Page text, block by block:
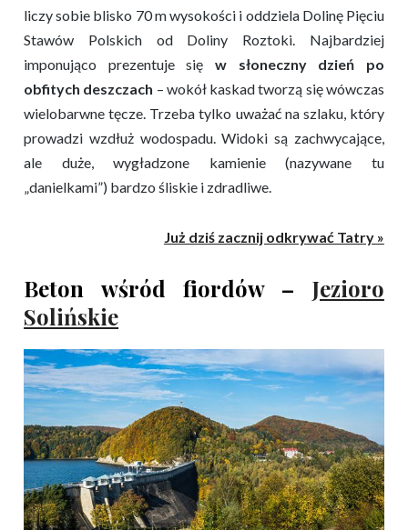
liczy sobie blisko 70 m wysokości i oddziela Dolinę Pięciu
Stawów Polskich od Doliny Roztoki. Najbardziej
imponująco prezentuje się w słoneczny dzień po
obfitych deszczach – wokół kaskad tworzą się wówczas
wielobarwne tęcze. Trzeba tylko uważać na szlaku, który
prowadzi wzdłuż wodospadu. Widoki są zachwycające,
ale duże, wygładzone kamienie (nazywane tu
„danielkami”) bardzo śliskie i zdradliwe.
Już dziś zacznij odkrywać Tatry »
Beton wśród fiordów – Jezioro
Solińskie